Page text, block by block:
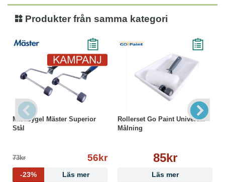
Produkter från samma kategori
Maxibygel Mäster Superior
Stål
73kr 56kr
-23% Läs mer
Rollerset Go Paint Universal
Målning
85kr
Läs mer